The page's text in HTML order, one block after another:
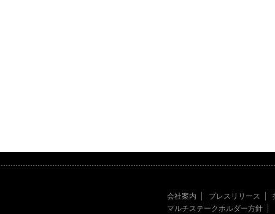
会社案内 プレスリリース
マルチステークホルダー方針